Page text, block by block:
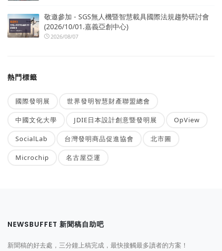
敬邀參加 - SGS無人機暨智慧載具國際法規趨勢研討會
(2026/10/01.嘉義亞創中心)
2026/08/07
熱門標籤
國際發明展 世界發明智慧財產聯盟總會
中國文化大學 JDIE日本設計創意暨發明展 OpView
SocialLab 台灣發明商品促進協會 北市圖
Microchip 名古屋亞運
NEWSBUFFET 新聞稿自助吧
新聞稿的好去處，三分鐘上稿完成，最快接觸最多讀者的方案！